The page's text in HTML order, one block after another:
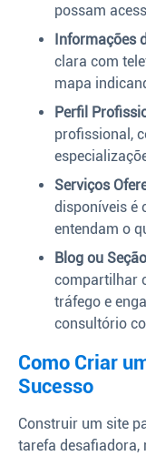
possam
Informações
clara com
mapa
Perfil
profissional,
Serviços
disponíveis é
entendam o
Blog ou
compartilhar
tráfego e
consultório
Como Criar
Sucesso
Construir um site
tarefa desafiadora,